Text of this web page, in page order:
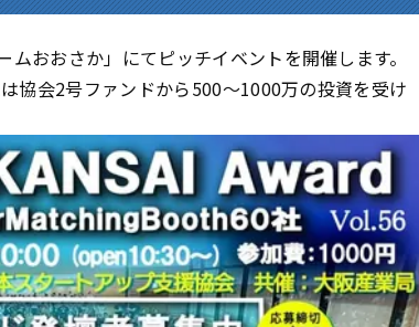
おおさか」にてピッチイベントを開催します。
協会2号ファンドから500～1000万の投資を受け